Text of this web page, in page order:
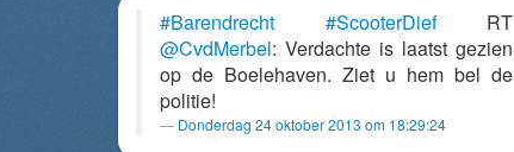
#Barendrecht #ScooterDiefRT
@CvdMerbel: Verdachte is laatst gezien
op de Boelehaven. Ziet u hem bel de
politie!
Donderdag 24 oktober 2013 om 18:29:24